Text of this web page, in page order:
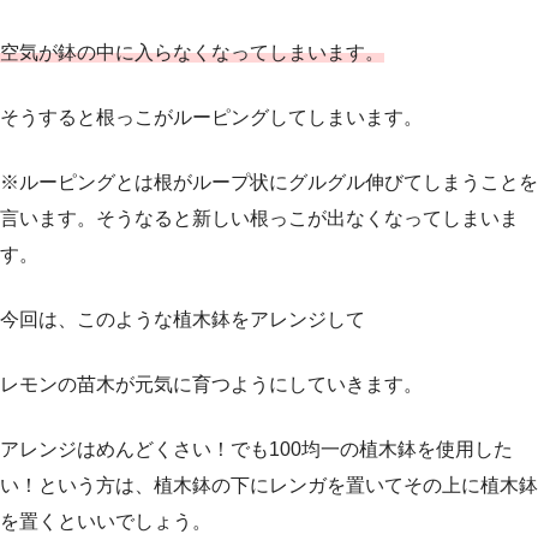
空気が鉢の中に入らなくなってしまいます。
そうすると根っこがルーピングしてしまいます。
※ルーピングとは根がループ状にグルグル伸びてしまうことを
言います。そうなると新しい根っこが出なくなってしまいま
す。
今回は、このような植木鉢をアレンジして
レモンの苗木が元気に育つようにしていきます。
アレンジはめんどくさい！でも100均一の植木鉢を使用した
い！という方は、植木鉢の下にレンガを置いてその上に植木鉢
を置くといいでしょう。